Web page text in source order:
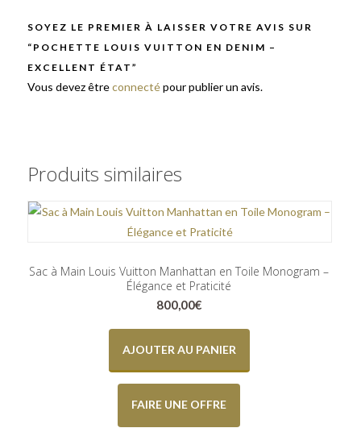
SOYEZ LE PREMIER À LAISSER VOTRE AVIS SUR
“POCHETTE LOUIS VUITTON EN DENIM –
EXCELLENT ÉTAT”
Vous devez êtreconnectépour publier un avis.
Produits similaires
Sac à Main Louis Vuitton Manhattan en Toile Monogram –
Élégance et Praticité
800,00€
AJOUTER AU PANIER
FAIRE UNE OFFRE